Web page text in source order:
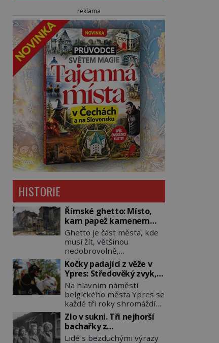
reklama
HISTORIE
Římské ghetto: Místo,
kam papež kamenem
dohodil
Ghetto je část města, kde
musí žít, většinou
nedobrovolně,
náboženská, rasová nebo
národnostní menšina
obyvatel. Bohaté
historické zkušenosti mají
s takovým životem Židé. Už
od středověku jsou totiž v
každou chvíli nuceni v
nějakém žít. Mezi ty
nejslavnější patří i římské
Kočky padající z věže v
Ypres: Středověký zvyk,
který dodnes budí
rozpaky
Na hlavním náměstí
belgického města Ypres se
každé tři roky shromáždí
tisíce lidí. Z věže slavné
tržnice létají do davu
kočky, diváci jásají a snaží
se je chytit. Naštěstí už
Zlo v sukni. Tři nejhorší
bachařky z
koncentračních táborů
Lidé s bezduchými výrazy